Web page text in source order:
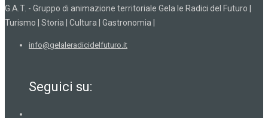
G.A.T. - Gruppo di animazione territoriale Gela le Radici del Futuro |
Turismo | Storia | Cultura | Gastronomia |
info@gelaleradicidelfuturo.it
Seguici su: